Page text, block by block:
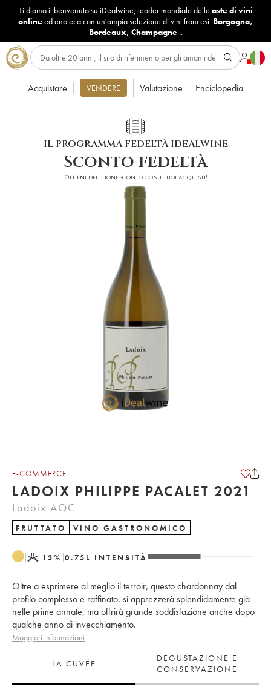
Ti diamo il benvenuto su iDealwine, leader mondiale delle aste di vini
onlineed enoteca con un'ampia selezione di vini francesi: Borgogna,
Bordeaux, Champagne...
Acquistare VENDERE Valutazione Enciclopedia
IL PROGRAMMA FEDELTÀ IDEALWINE
Sconto fedeltà
Ottieni dei buoni sconto con i tuoi acquisti!
E-COMMERCE
LADOIX PHILIPPE PACALET 2021
Ladoix AOC
FRUTTATO VINO GASTRONOMICO
K 13% 0.75 L INTENSITÀ
Oltre a esprimere al meglio il terroir, questo chardonnay dal
profilo complesso e raffinato, si apprezzerà splendidamente già
nelle prime annate, ma offrirà grande soddisfazione anche dopo
qualche anno di invecchiamento.
Maggiori informazioni
LA CUVÉE
DEGUSTAZIONE E
CONSERVAZIONE